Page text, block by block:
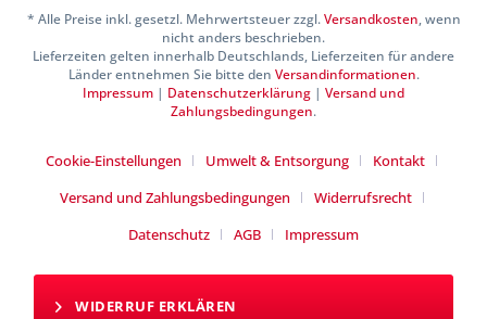
* Alle Preise inkl. gesetzl. Mehrwertsteuer zzgl.Versandkosten, wenn
nicht anders beschrieben.
Lieferzeiten gelten innerhalb Deutschlands, Lieferzeiten für andere
Länder entnehmen Sie bitte den Versandinformationen.
Impressum | Datenschutzerklärung | Versand und
Zahlungsbedingungen.
Cookie-Einstellungen Umwelt & Entsorgung
Kontakt
Versand und Zahlungsbedingungen
Widerrufsrecht
Datenschutz
AGB Impressum
WIDERRUF ERKLÄREN